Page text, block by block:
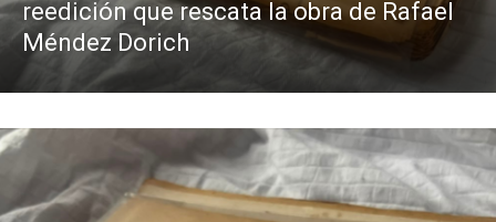
reedición que rescata la obra de Rafael
Méndez Dorich